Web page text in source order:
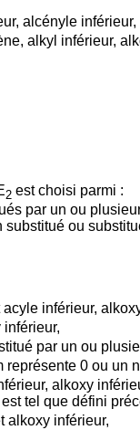
alcényle
alkyl inférieur,
2 est choisi parmi :
par un ou
ou
inférieur,
par un ou
représente 0 ou un
alkoxy
tel que défini
alkoxy inférieur,